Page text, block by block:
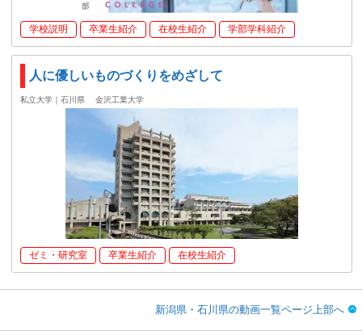
学校説明 卒業生紹介 在校生紹介 学部学科紹介
人に優しいものづくりをめざして
私立大学｜石川県 金沢工業大学
ゼミ・研究室 卒業生紹介 在校生紹介
新潟県・石川県の動画一覧ページ上部へ